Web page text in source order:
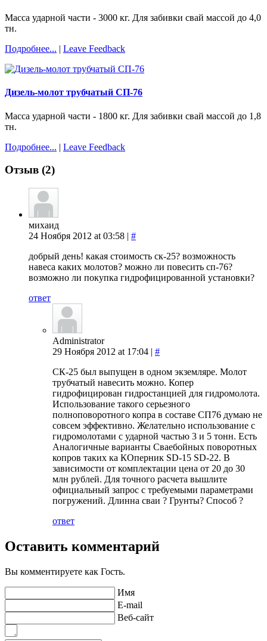
Масса ударной части - 3000 кг. Для забивки свай массой до 4,0
тн.
Подробнее... | Leave Feedback
Дизель-молот трубчатый СП-76
Масса ударной части - 1800 кг. Для забивки свай массой до 1,8
тн.
Подробнее... | Leave Feedback
Отзыв (2)
михаид
24 Ноября 2012 at 03:58 | #
добрый день! какая стоимость ск-25? возможность
навеса каких молотов? можно ли повесить сп-76?
возможно ли покупка гидрофицированной установки?
ответ
Administrator
29 Ноября 2012 at 17:04 | #
СК-25 был выпущен в одном экземляре. Молот
трубчатый навесить можно. Копер
гидрофицирован гидростанцией для гидромолота.
Использование такого серьезного
полноповоротного копра в составе СП76 думаю не
совсем эффективно. Желательно использование с
гидромолотами с ударной частью 3 и 5 тонн. Есть
Аналогичные варианты Сваебойных поворотных
копров таких ка КОперник SD-15 SD-22. В
зависимости от комплектации цена от 20 до 30
млн рублей. Для точного расчета вышлите
официальный запрос с требуемыми параметрами
погружений. Длинна сваи ? Грунты? Способ ?
ответ
Оставить комментарий
Вы комментируете как Гость.
Имя
E-mail
Веб-сайт